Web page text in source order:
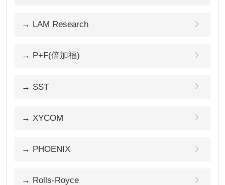
→ LAM Research
→ P+F(倍加福)
→ SST
→ XYCOM
→ PHOENIX
→ Rolls-Royce